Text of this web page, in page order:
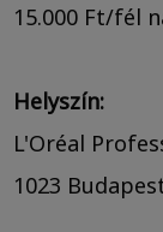
15.000 Ft/fél
Helyszín:
L'Oréal
1023